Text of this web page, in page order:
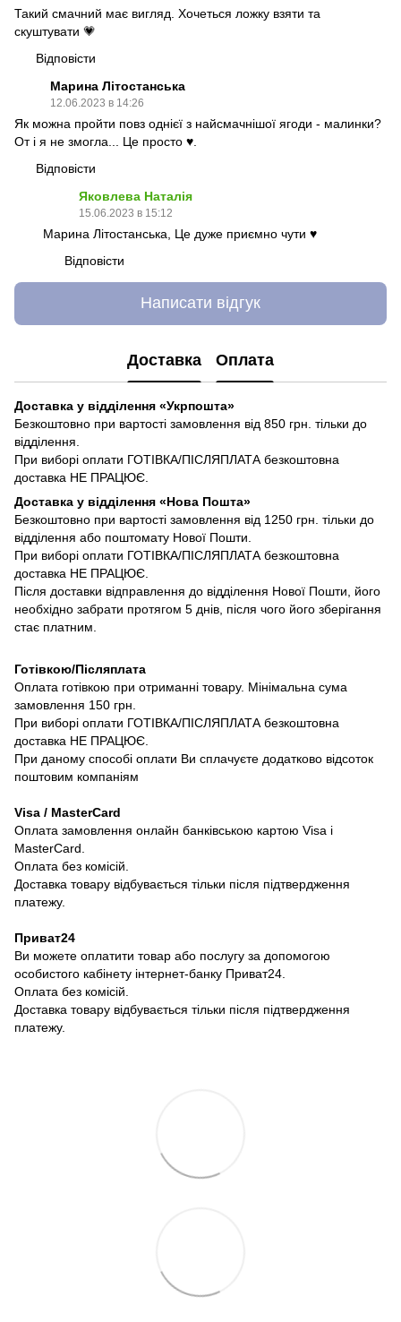
Такий смачний має вигляд. Хочеться ложку взяти та
скуштувати 💗
Відповісти
Марина Літостанська
12.06.2023 в 14:26
Як можна пройти повз однієї з найсмачнішої ягоди - малинки?
От і я не змогла... Це просто ♥️.
Відповісти
Яковлева Наталія
15.06.2023 в 15:12
Марина Літостанська, Це дуже приємно чути ♥️
Відповісти
Написати відгук
Доставка Оплата
Доставка у відділення «Укрпошта»
Безкоштовно при вартості замовлення від 850 грн. тільки до
відділення.
При виборі оплати ГОТІВКА/ПІСЛЯПЛАТА безкоштовна
доставка НЕ ПРАЦЮЄ.
Доставка у відділення «Нова Пошта»
Безкоштовно при вартості замовлення від 1250 грн. тільки до
відділення або поштомату Нової Пошти.
При виборі оплати ГОТІВКА/ПІСЛЯПЛАТА безкоштовна
доставка НЕ ПРАЦЮЄ.
Після доставки відправлення до відділення Нової Пошти, його
необхідно забрати протягом 5 днів, після чого його зберігання
стає платним.
Готівкою/Післяплата
Оплата готівкою при отриманні товару. Мінімальна сума
замовлення 150 грн.
При виборі оплати ГОТІВКА/ПІСЛЯПЛАТА безкоштовна
доставка НЕ ПРАЦЮЄ.
При даному способі оплати Ви сплачуєте додатково відсоток
поштовим компаніям
Visa / MasterCard
Оплата замовлення онлайн банківською картою Visa і
MasterCard.
Оплата без комісій.
Доставка товару відбувається тільки після підтвердження
платежу.
Приват24
Ви можете оплатити товар або послугу за допомогою
особистого кабінету інтернет-банку Приват24.
Оплата без комісій.
Доставка товару відбувається тільки після підтвердження
платежу.